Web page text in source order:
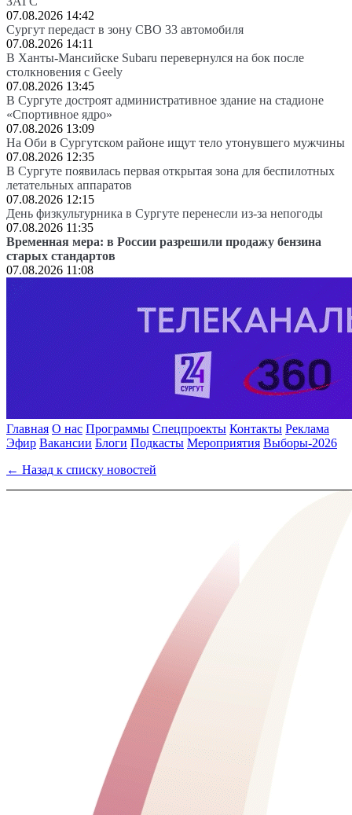
07.08.2026 14:42
Сургут передаст в зону СВО 33 автомобиля
07.08.2026 14:11
В Ханты-Мансийске Subaru перевернулся на бок после
столкновения с Geely
07.08.2026 13:45
В Сургуте достроят административное здание на стадионе
«Спортивное ядро»
07.08.2026 13:09
На Оби в Сургутском районе ищут тело утонувшего мужчины
07.08.2026 12:35
В Сургуте появилась первая открытая зона для беспилотных
летательных аппаратов
07.08.2026 12:15
День физкультурника в Сургуте перенесли из-за непогоды
07.08.2026 11:35
Временная мера: в России разрешили продажу бензина
старых стандартов
07.08.2026 11:08
Главная О нас Программы Спецпроекты Контакты Реклама
Эфир Вакансии Блоги Подкасты Мероприятия Выборы-2026
← Назад к списку новостей